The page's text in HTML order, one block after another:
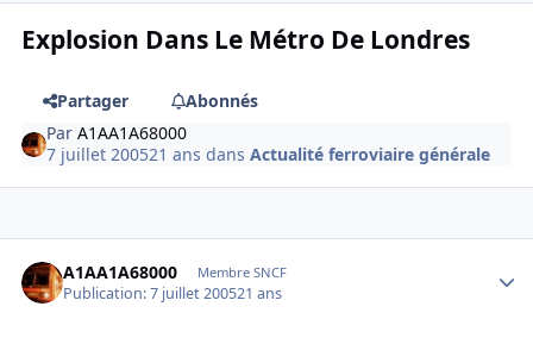
Explosion Dans Le Métro De Londres
Partager
Abonnés
ParA1AA1A68000
7 juillet 200521 ans dansActualité ferroviaire générale
A1AA1A68000 Membre SNCF
Publication:7 juillet 200521 ans